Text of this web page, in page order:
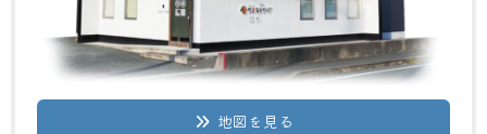
地図を見る